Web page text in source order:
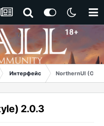
Интерфейс NorthernUI
2.0.3